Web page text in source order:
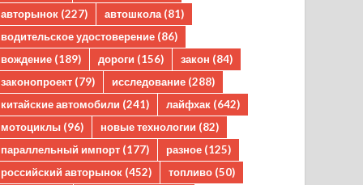
авторынок (227) автошкола (81)
водительское удостоверение (86)
вождение (189) дороги (156) закон (84)
законопроект (79) исследование (288)
китайские автомобили (241) лайфхак (642)
мотоциклы (96) новые технологии (82)
параллельный импорт (177) разное (125)
российский авторынок (452) топливо (50)